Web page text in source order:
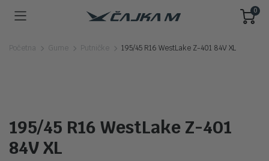
0
Početna Gume Putničke 195/45 R16 WestLake Z-401 84V XL
195/45 R16 WestLake Z-401
84V XL